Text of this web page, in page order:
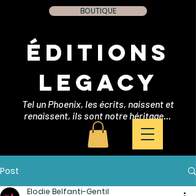
Tel un Phoenix, les écrits, naissent et
renaissent, ils sont notre héritage...
Éditions
Legacy
BOUTIQUE
Post
Elodie Belfanti-Gentil